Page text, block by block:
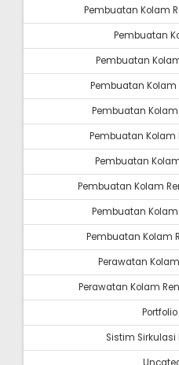
Pembuatan Kolam
Pembuatan
Pembuatan
Pembuatan Kolam
Pembuatan
Pembuatan Kolam
Pembuatan
Pembuatan Kolam
Pembuatan
Pembuatan Kolam
Perawatan
Perawatan Kolam
Sistim Sirkulasi